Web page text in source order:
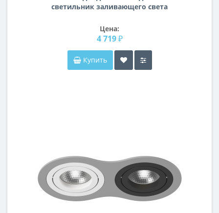
светильник заливающего света
Цена:
4 719 ₽
Купить